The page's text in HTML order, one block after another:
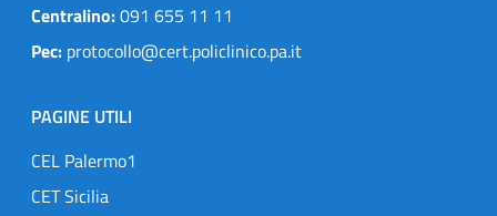
Centralino:091 655 11 11
Pec: protocollo@cert.policlinico.pa.it
PAGINE UTILI
CEL Palermo1
CET Sicilia